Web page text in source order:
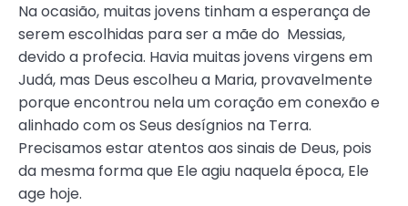
Na ocasião, muitas jovens tinham a esperança de
serem escolhidas para ser a mãe do Messias,
devido a profecia. Havia muitas jovens virgens em
Judá, mas Deus escolheu a Maria, provavelmente
porque encontrou nela um coração em conexão e
alinhado com os Seus desígnios na Terra.
Precisamos estar atentos aos sinais de Deus, pois
da mesma forma que Ele agiu naquela época, Ele
age hoje.